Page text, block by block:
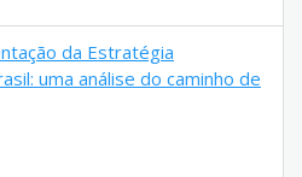
da Estratégia
uma análise do caminho de